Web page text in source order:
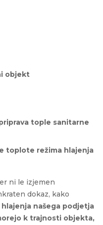
objekt
tople sanitarne
toplote režima hlajenja
ni le izjemen
dokaz, kako
našega podjetja
k trajnosti objekta,